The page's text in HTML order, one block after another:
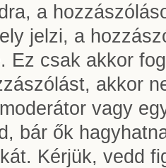
a
jelzi, a
Ez csak akkor
akkor
vagy
bár ők
Kérjük, vedd